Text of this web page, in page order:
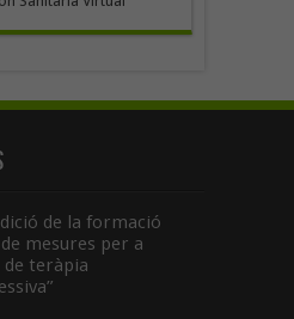
de la formació
mesures per a
de teràpia